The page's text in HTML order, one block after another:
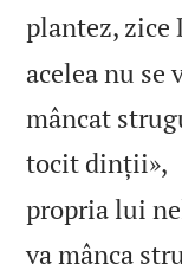
plantez, zice
acelea nu se
mâncat
tocit dinții»,
propria lui
va mânca